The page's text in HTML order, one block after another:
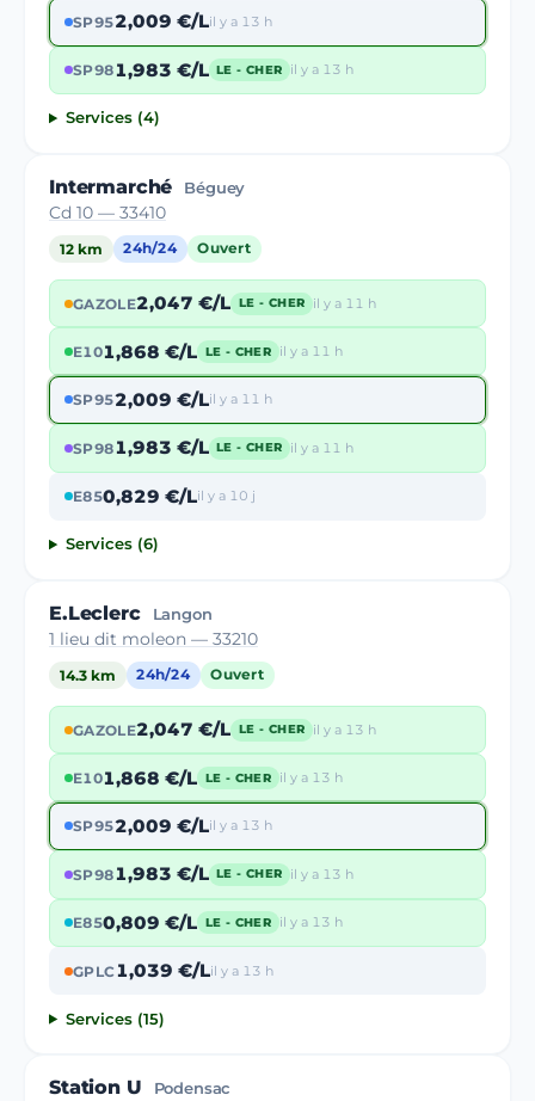
SP952,009 €/Lil y a 13 h
SP981,983 €/L LE - CHER il y a 13 h
Services (4)
Intermarché Béguey
Cd 10 — 33410
12 km 24h/24 Ouvert
GAZOLE2,047 €/L LE - CHER il y a 11 h
E101,868 €/L LE - CHER il y a 11 h
SP952,009 €/Lil y a 11 h
SP981,983 €/L LE - CHER il y a 11 h
E850,829 €/Lil y a 10 j
Services (6)
E.Leclerc Langon
1 lieu dit moleon — 33210
14.3 km 24h/24 Ouvert
GAZOLE2,047 €/L LE - CHER il y a 13 h
E101,868 €/L LE - CHER il y a 13 h
SP952,009 €/Lil y a 13 h
SP981,983 €/L LE - CHER il y a 13 h
E850,809 €/L LE - CHER il y a 13 h
GPLC1,039 €/Lil y a 13 h
Services (15)
Station U Podensac